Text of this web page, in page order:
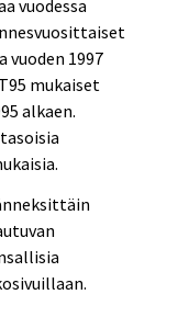
vuodessa
1997
mukaiset
alkaen.